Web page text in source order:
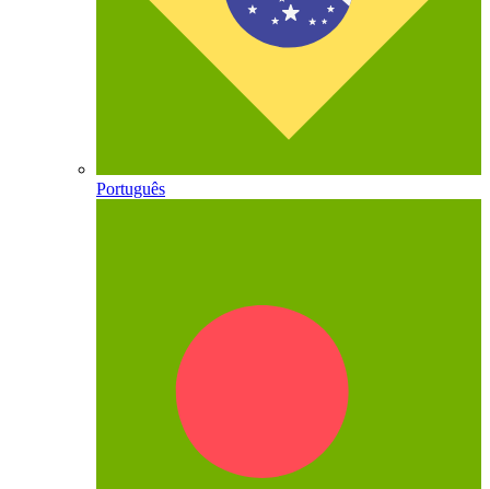
Português